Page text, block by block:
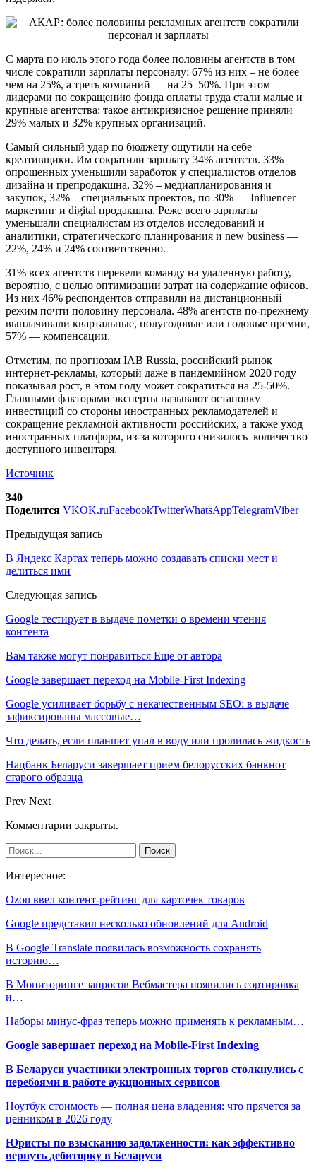
С марта по июль этого года более половины агентств в том
числе сократили зарплаты персоналу: 67% из них – не более
чем на 25%, а треть компаний — на 25–50%. При этом
лидерами по сокращению фонда оплаты труда стали малые и
крупные агентства: такое антикризисное решение приняли
29% малых и 32% крупных организаций.
Самый сильный удар по бюджету ощутили на себе
креативщики. Им сократили зарплату 34% агентств. 33%
опрошенных уменьшили заработок у специалистов отделов
дизайна и препродакшна, 32% – медиапланирования и
закупок, 32% – специальных проектов, по 30% — Influencer
маркетинг и digital продакшна. Реже всего зарплаты
уменьшали специалистам из отделов исследований и
аналитики, стратегического планирования и new business —
22%, 24% и 24% соответственно.
31% всех агентств перевели команду на удаленную работу,
вероятно, с целью оптимизации затрат на содержание офисов.
Из них 46% респондентов отправили на дистанционный
режим почти половину персонала. 48% агентств по-прежнему
выплачивали квартальные, полугодовые или годовые премии,
57% — компенсации.
Отметим, по прогнозам IAB Russia, российский рынок
интернет-рекламы, который даже в пандемийном 2020 году
показывал рост, в этом году может сократиться на 25-50%.
Главными факторами эксперты называют остановку
инвестиций со стороны иностранных рекламодателей и
сокращение рекламной активности российских, а также уход
иностранных платформ, из-за которого снизилось количество
доступного инвентаря.
Источник
340
Поделится VKOK.ruFacebookTwitterWhatsAppTelegramViber
Предыдущая запись
В Яндекс Картах теперь можно создавать списки мест и
делиться ими
Следующая запись
Google тестирует в выдаче пометки о времени чтения
контента
Вам также могут понравиться Еще от автора
Google завершает переход на Mobile-First Indexing
Google усиливает борьбу с некачественным SEO: в выдаче
зафиксированы массовые…
Что делать, если планшет упал в воду или пролилась жидкость
Нацбанк Беларуси завершает прием белорусских банкнот
старого образца
Prev Next
Комментарии закрыты.
Интересное:
Ozon ввел контент-рейтинг для карточек товаров
Google представил несколько обновлений для Android
В Google Translate появилась возможность сохранять
историю…
В Мониторинге запросов Вебмастера появились сортировка
и…
Наборы минус-фраз теперь можно применять к рекламным…
Google завершает переход на Mobile-First Indexing
В Беларуси участники электронных торгов столкнулись с
перебоями в работе аукционных сервисов
Ноутбук стоимость — полная цена владения: что прячется за
ценником в 2026 году
Юристы по взысканию задолженности: как эффективно
вернуть дебиторку в Беларуси